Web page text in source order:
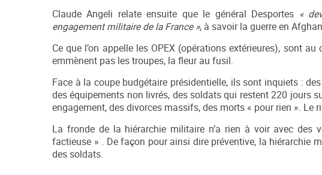
Claude Angeli relate ensuite que le général Desportes «
engagement militaire de la France », à savoir la guerre en
Ce que l’on appelle les OPEX (opérations extérieures), sont
emmènent pas les troupes, la fleur au fusil.
Face à la coupe budgétaire présidentielle, ils sont inquiets :
des équipements non livrés, des soldats qui restent 220 jours
engagement, des divorces massifs, des morts « pour rien ». Le
La fronde de la hiérarchie militaire n’a rien à voir avec des
factieuse » . De façon pour ainsi dire préventive, la hiérarchie
des soldats.